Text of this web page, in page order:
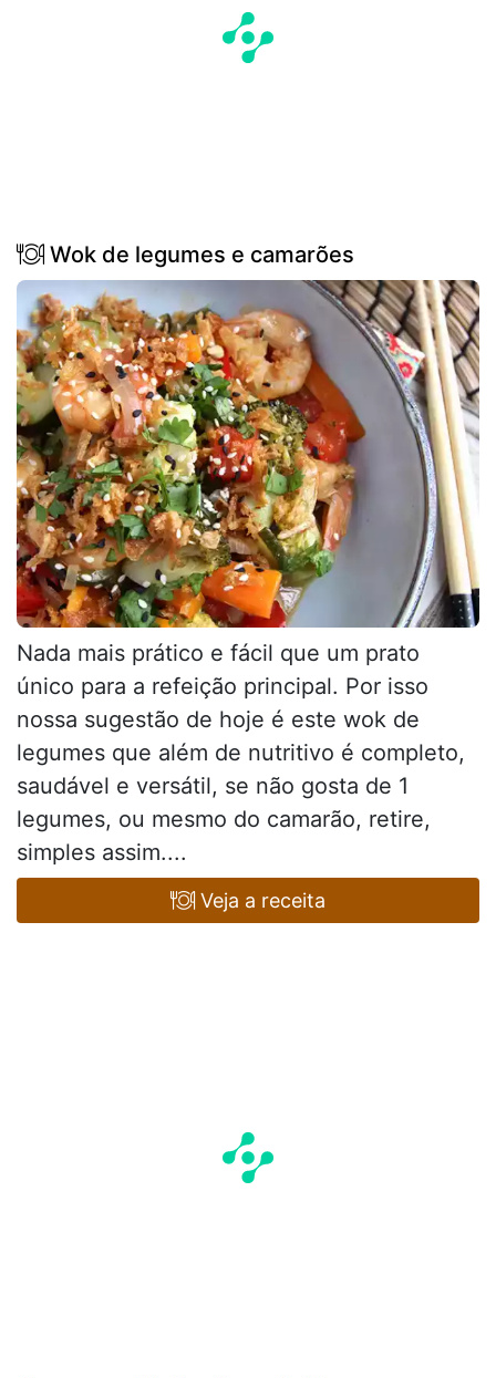
Wok de legumes e camarões
Nada mais prático e fácil que um prato
único para a refeição principal. Por isso
nossa sugestão de hoje é este wok de
legumes que além de nutritivo é completo,
saudável e versátil, se não gosta de 1
legumes, ou mesmo do camarão, retire,
simples assim....
Veja a receita